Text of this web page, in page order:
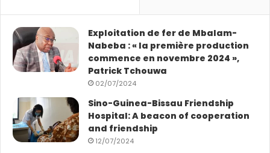
Exploitation de fer de Mbalam-
Nabeba : « la première production
commence en novembre 2024 »,
Patrick Tchouwa
02/07/2024
Sino-Guinea-Bissau Friendship
Hospital: A beacon of cooperation
and friendship
12/07/2024